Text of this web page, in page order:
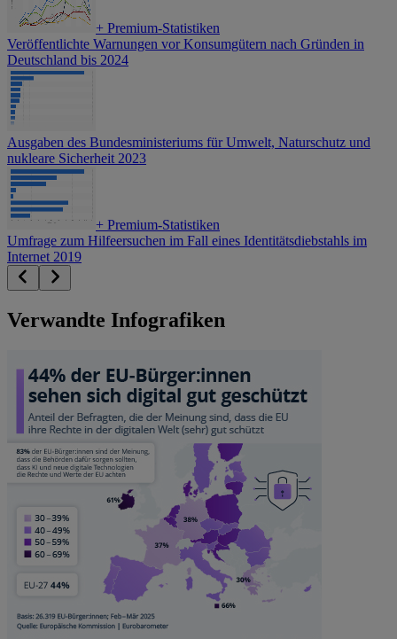
+ Premium-Statistiken
Veröffentlichte Warnungen vor Konsumgütern nach Gründen in
Deutschland bis 2024
Ausgaben des Bundesministeriums für Umwelt, Naturschutz und
nukleare Sicherheit 2023
+ Premium-Statistiken
Umfrage zum Hilfeersuchen im Fall eines Identitätsdiebstahls im
Internet 2019
Verwandte Infografiken